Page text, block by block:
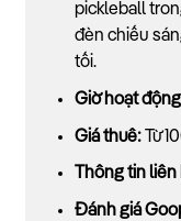
pickleball
đèn chiếu
tối.
Giờ hoạt
Giá thuê:Từ
Thông tin
Đánh giá